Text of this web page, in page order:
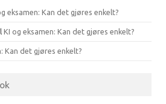
eksamen: Kan det gjøres enkelt?
KI og eksamen: Kan det gjøres enkelt?
Kan det gjøres enkelt?